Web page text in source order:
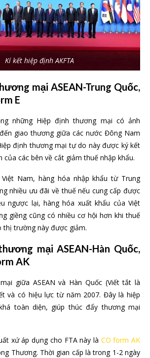
Kí kết hiệp định AKFTA
mại ASEAN-Trung Quốc,
E
những Hiệp định thương mại có ảnh
giao thương giữa các nước Đông Nam
định thương mại tự do này được ký kết
của các bên về cắt giảm thuế nhập khẩu.
Nam, hàng hóa nhập khẩu từ Trung
nhiều ưu đãi về thuế nếu cung cấp được
ngược lại, hàng hóa xuất khẩu của Việt
giềng cũng có nhiều cơ hội hơn khi thuế
thị trường này được giảm.
mại ASEAN-Hàn Quốc,
AK
giữa ASEAN và Hàn Quốc (Viết tắt là
và có hiệu lực từ năm 2007. Đây là hiệp
toàn diện, giúp thúc đẩy thương mại
xứ áp dụng cho FTA này là CO form AK
Thương. Thời gian cấp là trong 1-2 ngày